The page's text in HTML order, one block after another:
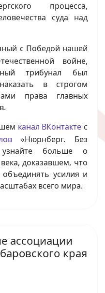
процесса,
суда над
с Победой нашей
войне,
трибунал был
в строгом
права главных
канал ВКонтакте с
«Нюрнберг. Без
больше о
доказавшем, что
усилия и
всего мира.
ассоциации
края